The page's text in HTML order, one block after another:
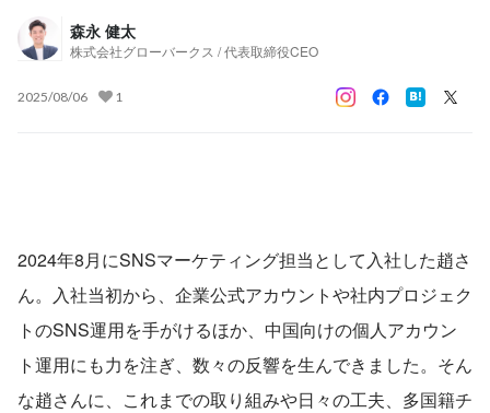
森永 健太
株式会社グローバークス / 代表取締役CEO
2025/08/06 1
2024年8月にSNSマーケティング担当として入社した趙さ
ん。入社当初から、企業公式アカウントや社内プロジェク
トのSNS運用を手がけるほか、中国向けの個人アカウン
ト運用にも力を注ぎ、数々の反響を生んできました。そん
な趙さんに、これまでの取り組みや日々の工夫、多国籍チ